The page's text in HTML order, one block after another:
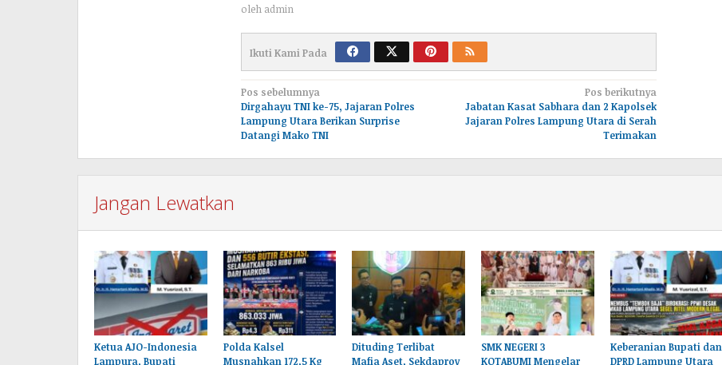
oleh admin
Ikuti Kami Pada
Navigasi
pos
Pos sebelumnya
Dirgahayu TNI ke-75, Jajaran Polres
Lampung Utara Berikan Surprise
Datangi Mako TNI
Pos berikutnya
Jabatan Kasat Sabhara dan 2 Kapolsek
Jajaran Polres Lampung Utara di Serah
Terimakan
Jangan Lewatkan
Ketua AJO-Indonesia
Lampura, Bupati
Polda Kalsel
Musnahkan 172,5 Kg
Dituding Terlibat
Mafia Aset, Sekdaprov
SMK NEGERI 3
KOTABUMI Mengelar
Keberanian Bupati dan
DPRD Lampung Utara